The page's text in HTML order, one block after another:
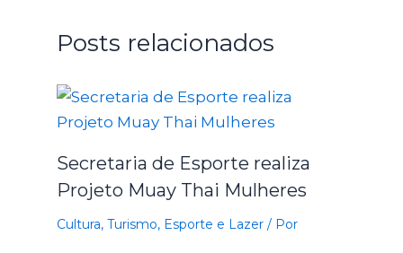
Posts relacionados
Secretaria de Esporte realiza
Projeto Muay Thai Mulheres
Cultura, Turismo, Esporte e Lazer/ Por